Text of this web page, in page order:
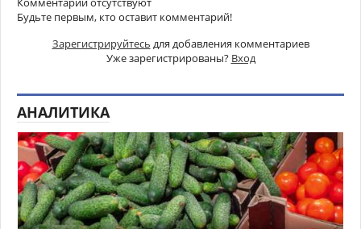
Будьте первым, кто оставит комментарий!
Зарегистрируйтесь для добавления комментариев
Уже зарегистрированы? Вход
АНАЛИТИКА